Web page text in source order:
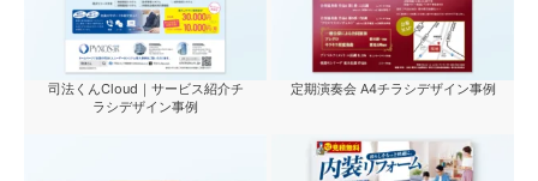
司法くんCloud｜サービス紹介チ
ラシデザイン事例
定期演奏会 A4チラシデザイン事例